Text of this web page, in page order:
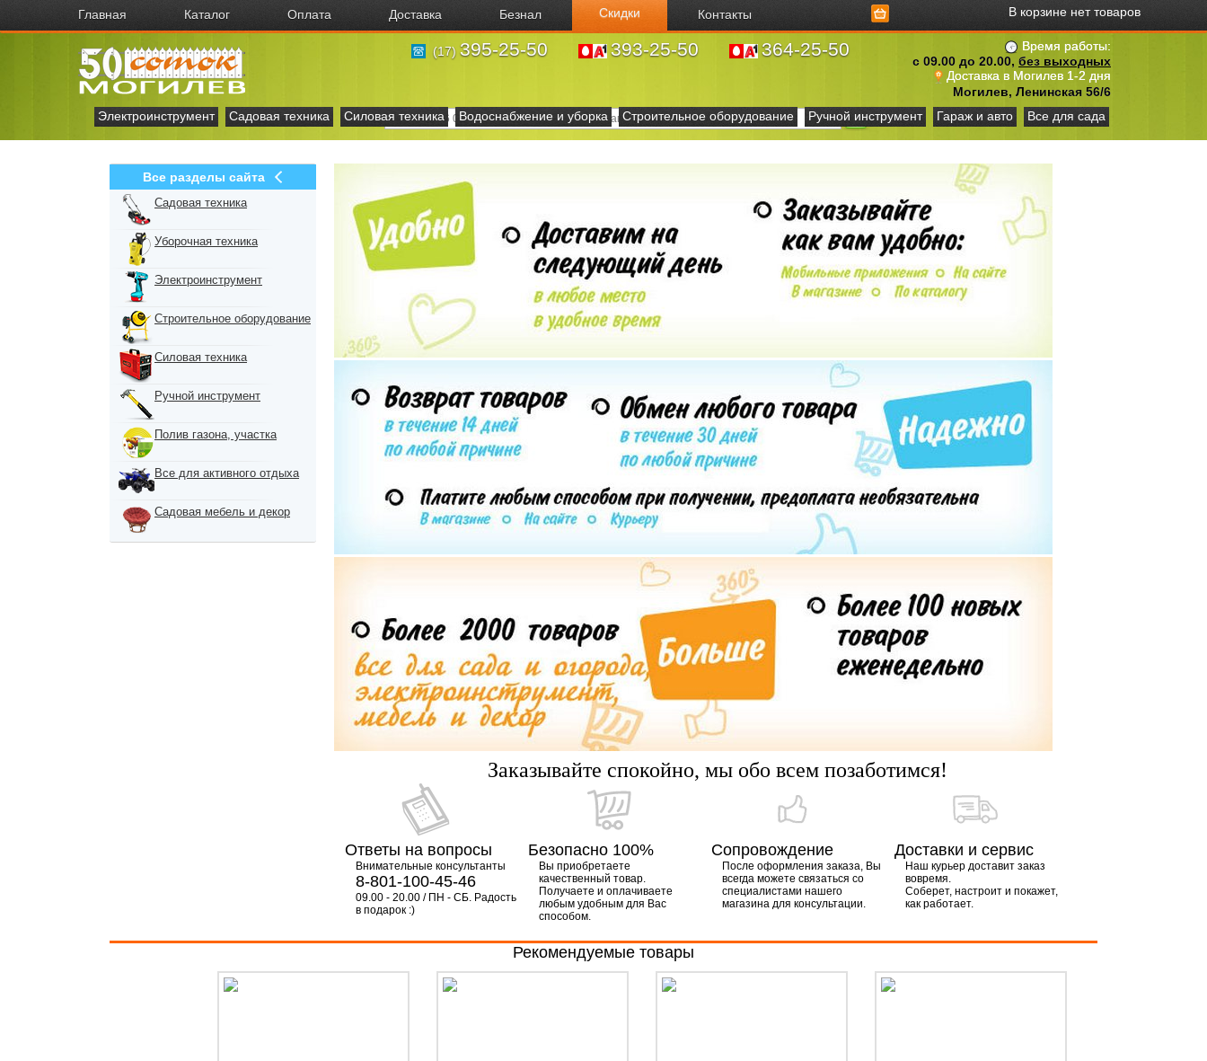
Главная Каталог Оплата Доставка Безнал Скидки Контакты В корзине нет товаров
Время работы:
с 09.00 до 20.00, без выходных
Доставка в Могилев 1-2 дня
Могилев, Ленинская 56/6
(17) 395-25-50 393-25-50 364-25-50
Электроинструмент Садовая техника Силовая техника Водоснабжение и уборка Строительное оборудование Ручной инструмент Гараж и авто Все для сада
Все разделы сайта
Садовая техника
Уборочная техника
Электроинструмент
Строительное оборудование
Силовая техника
Ручной инструмент
Полив газона, участка
Все для активного отдыха
Садовая мебель и декор
Заказывайте спокойно, мы обо всем позаботимся!
Ответы на вопросы
Внимательные консультанты
8-801-100-45-46
09.00 - 20.00 / ПН - СБ. Радость
в подарок :)
Безопасно 100%
Вы приобретаете
качественный товар.
Получаете и оплачиваете
любым удобным для Вас
способом.
Сопровождение
После оформления заказа, Вы
всегда можете связаться со
специалистами нашего
магазина для консультации.
Доставки и сервис
Наш курьер доставит заказ
вовремя.
Соберет, настроит и покажет,
как работает.
Рекомендуемые товары